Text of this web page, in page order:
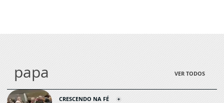
papa VER TODOS
CRESCENDO NA FÉ